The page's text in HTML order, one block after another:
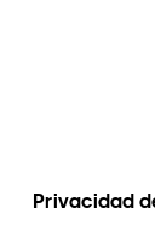
Privacidad